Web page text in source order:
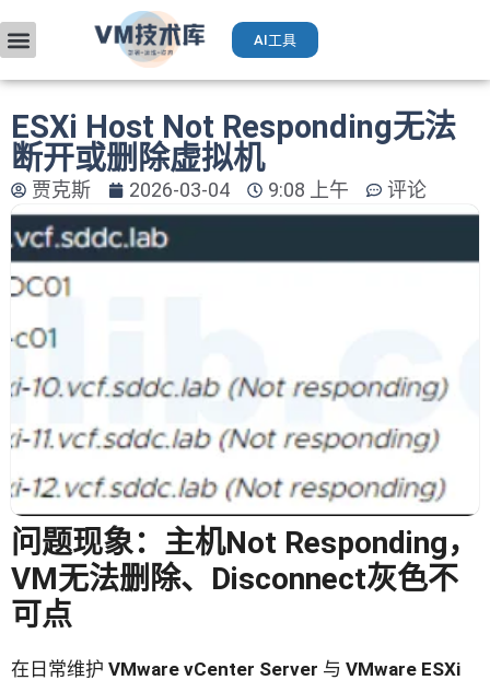
AI工具
ESXi Host Not Responding无法
断开或删除虚拟机
贾克斯 2026-03-04 9:08 上午 评论
问题现象：主机Not Responding，
VM无法删除、Disconnect灰色不
可点
在日常维护 VMware vCenter Server 与 VMware ESXi